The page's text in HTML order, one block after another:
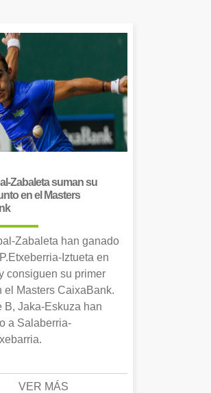
Zabaleta suman su
en el Masters
Zabaleta han ganado
Iztueta en
consiguen su primer
el Masters CaixaBank.
B, Jaka-Eskuza han
a Salaberria-
VER MÁS